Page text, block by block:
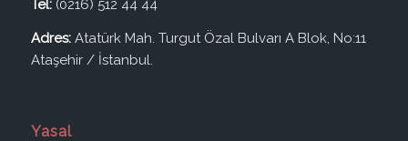
Tel:(0216) 512 44 44
Adres:Atatürk Mah. Turgut Özal Bulvarı A Blok, No:11
Ataşehir / İstanbul.
Yasal